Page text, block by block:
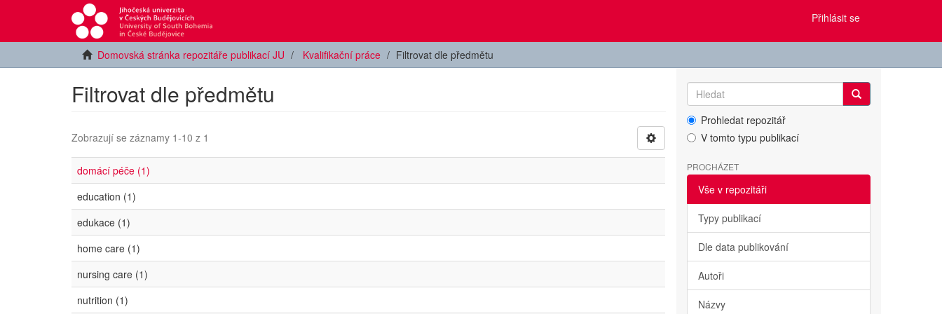
Přihlásit se
Domovská stránka repozitáře publikací JU Kvalifikační práce Filtrovat dle předmětu
Filtrovat dle předmětu
Zobrazují se záznamy 1-10 z 1
domácí péče (1)
education (1)
edukace (1)
home care (1)
nursing care (1)
nutrition (1)
Prohledat repozitář
V tomto typu publikací
PROCHÁZET
Vše v repozitáři
Typy publikací
Dle data publikování
Autoři
Názvy